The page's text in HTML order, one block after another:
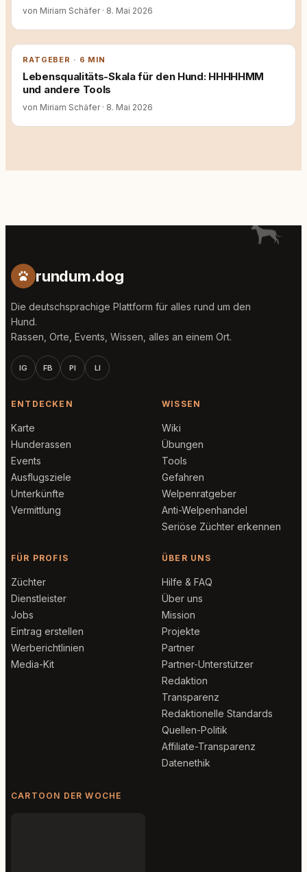
von Miriam Schäfer · 8. Mai 2026
RATGEBER · 6 MIN
Lebensqualitäts-Skala für den Hund: HHHHHMM
und andere Tools
von Miriam Schäfer · 8. Mai 2026
rundum.dog
Die deutschsprachige Plattform für alles rund um den
Hund.
Rassen, Orte, Events, Wissen, alles an einem Ort.
IG FB PI LI
ENTDECKEN
Karte
Hunderassen
Events
Ausflugsziele
Unterkünfte
Vermittlung
WISSEN
Wiki
Übungen
Tools
Gefahren
Welpenratgeber
Anti-Welpenhandel
Seriöse Züchter erkennen
FÜR PROFIS
Züchter
Dienstleister
Jobs
Eintrag erstellen
Werberichtlinien
Media-Kit
ÜBER UNS
Hilfe & FAQ
Über uns
Mission
Projekte
Partner
Partner-Unterstützer
Redaktion
Transparenz
Redaktionelle Standards
Quellen-Politik
Affiliate-Transparenz
Datenethik
CARTOON DER WOCHE